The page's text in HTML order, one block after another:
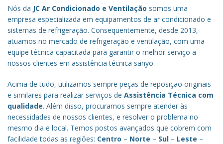
Nós da JC Ar Condicionado e Ventilação somos uma
empresa especializada em equipamentos de ar condicionado e
sistemas de refrigeração. Consequentemente, desde 2013,
atuamos no mercado de refrigeração e ventilação, com uma
equipe técnica capacitada para garantir o melhor serviço a
nossos clientes em assistência técnica sanyo.
Acima de tudo, utilizamos sempre peças de reposição originais
e similares para realizar serviços de Assistência Técnica com
qualidade. Além disso, procuramos sempre atender às
necessidades de nossos clientes, e resolver o problema no
mesmo dia e local. Temos postos avançados que cobrem com
facilidade todas as regiões: Centro – Norte – Sul – Leste –